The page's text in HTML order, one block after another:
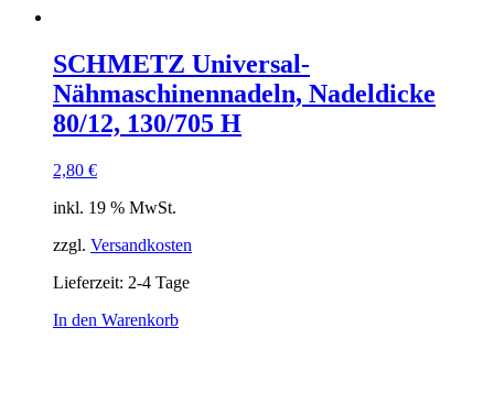
SCHMETZ Universal-
Nähmaschinennadeln, Nadeldicke
80/12, 130/705 H
2,80 €
inkl. 19 % MwSt.
zzgl. Versandkosten
Lieferzeit: 2-4 Tage
In den Warenkorb